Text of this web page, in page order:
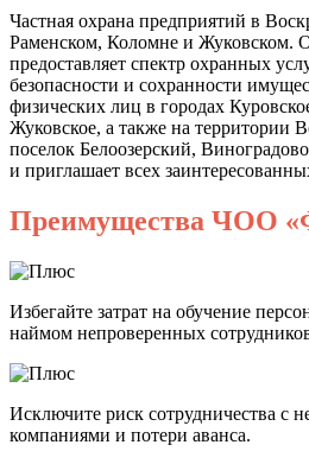
Частная охрана предприятий в
Раменском, Коломне и
предоставляет спектр охранных
безопасности и сохранности
физических лиц в городах
Жуковское, а также на территории
поселок Белоозерский,
и приглашает всех
Преимущества ЧОО
Избегайте затрат на обучение
наймом непроверенных
Исключите риск сотрудничества с
компаниями и потери аванса.